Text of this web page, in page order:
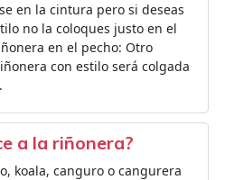
en la cintura pero si deseas
no la coloques justo en el
en el pecho: Otro
con estilo será colgada
a la riñonera?
koala, canguro o cangurera